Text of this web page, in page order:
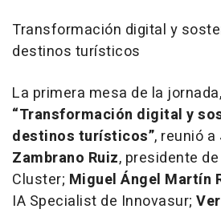
Transformación digital y
destinos turísticos
La primera mesa de la
“Transformación digital y
destinos turísticos”, reunió a
Zambrano Ruiz, presidente
Cluster; Miguel Ángel Martín
IA Specialist de Innovasur;